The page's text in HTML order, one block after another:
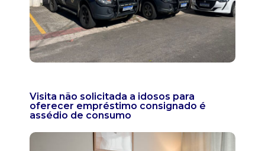
Visita não solicitada a idosos para
oferecer empréstimo consignado é
assédio de consumo